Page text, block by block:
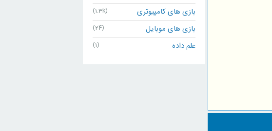
بازی های کامپیوتری (1.3k)
بازی های موبایل (24)
علم داده (1)